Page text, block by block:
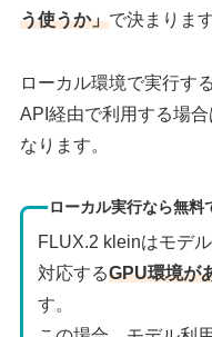
う使うか」で決まります
ローカル環境で実行す
API経由で利用する場
なります。
ローカル実行なら無料
FLUX.2 kleinはモデ
対応するGPU環境が
す。